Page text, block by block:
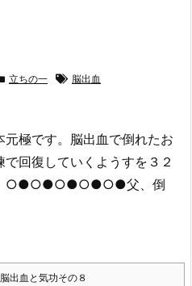
立ちの一 脳出血
極です。脳出血で倒れたお
回復していくようすを３２
。○●○●○●○●○●父、倒
脳出血と気功その８